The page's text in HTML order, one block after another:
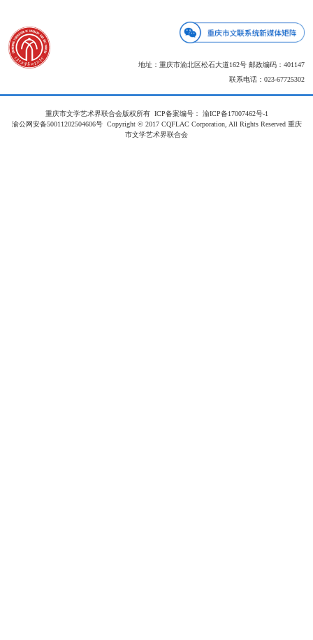
地址：重庆市渝北区松石大道162号 邮政编码：401147
联系电话：023-67725302
重庆市文学艺术界联合会版权所有 ICP备案编号： 渝ICP备17007462号-1
渝公网安备50011202504606号Copyright © 2017 CQFLAC Corporation, All Rights Reserved 重庆
市文学艺术界联合会